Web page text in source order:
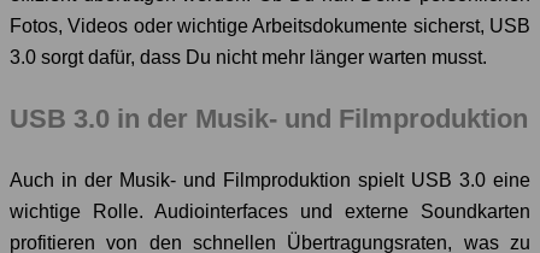
Fotos, Videos oder wichtige Arbeitsdokumente sicherst, USB
3.0 sorgt dafür, dass Du nicht mehr länger warten musst.
USB 3.0 in der Musik- und Filmproduktion
Auch in der Musik- und Filmproduktion spielt USB 3.0 eine
wichtige Rolle. Audiointerfaces und externe Soundkarten
profitieren von den schnellen Übertragungsraten, was zu